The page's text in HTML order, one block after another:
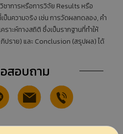
าการหรือการวิจัย Results หรือ
นความจริง เช่น การวัดผลทดลอง, คำ
าะห์ทางสถิติ ซึ่งเป็นรากฐานที่ทำให้
ปราย) และ Conclusion (สรุปผล) ได้
สอบถาม